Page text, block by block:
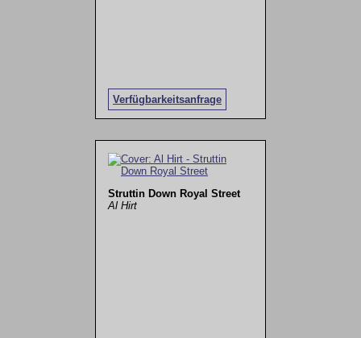
Verfügbarkeitsanfrage
Struttin Down Royal Street
Al Hirt